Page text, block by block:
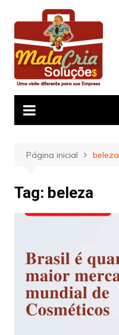
para
conteúdo
Página inicial beleza
Tag: beleza